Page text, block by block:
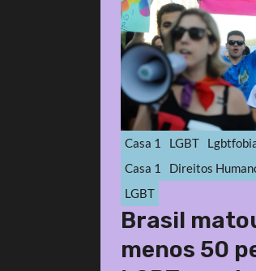
Casa 1 LGBT
Casa 1
Direitos
LGBT
Brasil
menos 50